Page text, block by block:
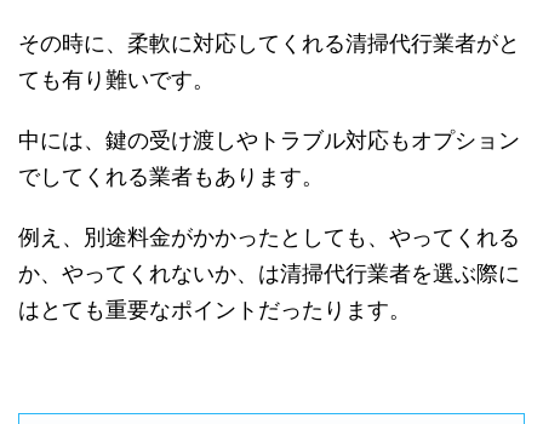
その時に、柔軟に対応してくれる清掃代行業者がと
ても有り難いです。
中には、鍵の受け渡しやトラブル対応もオプション
でしてくれる業者もあります。
例え、別途料金がかかったとしても、やってくれる
か、やってくれないか、は清掃代行業者を選ぶ際に
はとても重要なポイントだったります。